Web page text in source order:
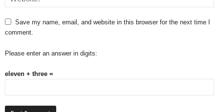
Save my name, email, and website in this browser for the next time I
comment.
Please enter an answer in digits:
eleven + three =